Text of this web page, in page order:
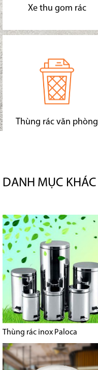
Xe thu gom rác
Thùng rác văn phòng
DANH MỤC KHÁC
Thùng rác inox Paloca